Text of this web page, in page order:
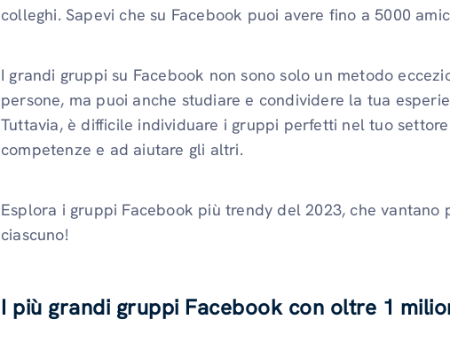
colleghi. Sapevi che su Facebook puoi avere fino a 5000
I grandi gruppi su Facebook non sono solo un metodo
persone, ma puoi anche studiare e condividere la tua
Tuttavia, è difficile individuare i gruppi perfetti nel tuo
competenze e ad aiutare gli altri.
Esplora i gruppi Facebook più trendy del 2023, che vantano
ciascuno!
I più grandi gruppi Facebook con oltre 1